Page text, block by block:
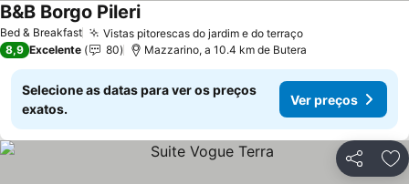
Bed & Breakfast Vistas pitorescas do jardim e do terraçoVer preços
B&B Borgo PileriVer preços
8,9 Excelente 80 Mazzarino, a 10.4 km de Butera
Selecione as datas para ver os preços
exatos.
Ver preços
Partilhar